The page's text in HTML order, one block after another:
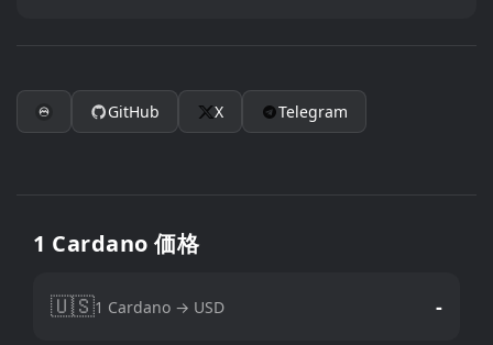
GitHub X Telegram
1 Cardano 価格
🇺🇸1 Cardano → USD -